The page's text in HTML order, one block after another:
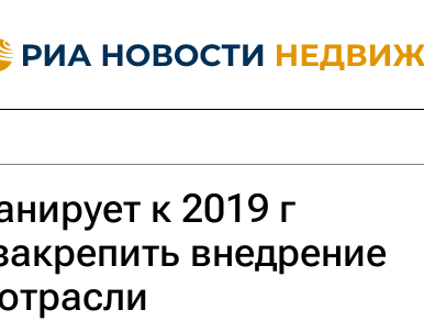
к 2019 г
внедрение